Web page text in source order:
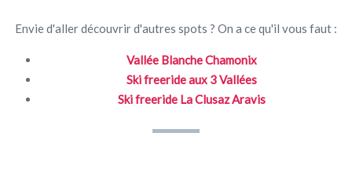
Envie d'aller découvrir d'autres spots ? On a ce qu'il vous faut :
Vallée Blanche Chamonix
Ski freeride aux 3 Vallées
Ski freeride La Clusaz Aravis